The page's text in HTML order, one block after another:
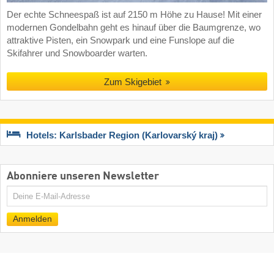
Der echte Schneespaß ist auf 2150 m Höhe zu Hause! Mit einer
modernen Gondelbahn geht es hinauf über die Baumgrenze, wo
attraktive Pisten, ein Snowpark und eine Funslope auf die
Skifahrer und Snowboarder warten.
Zum Skigebiet
Hotels: Karlsbader Region (Karlovarský kraj)
Abonniere unseren Newsletter
E-
Anmelden